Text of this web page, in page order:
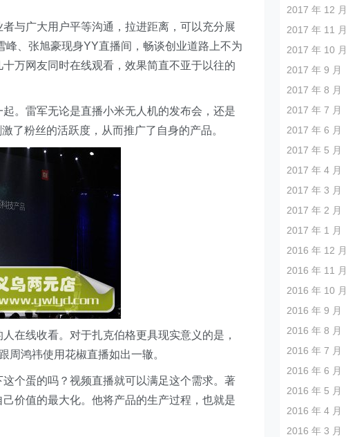
与广大用户平等沟通，拉进距离，可以充分展
峰、张旭豪现身YY直播间，畅谈创业道路上不为
万网友同时在线观看，效果简直不亚于以往的
。雷军无论是直播小米无人机的发布会，还是
了粉丝的活跃度，从而推广了自身的产品。
在线收看。对于扎克伯格更具现实意义的是，
周鸿祎使用花椒直播如出一辙。
个蛋的吗？视频直播就可以满足这个需求。著
价值的最大化。他将产品的生产过程，也就是
2017 年 12 月
2017 年 11 月
2017 年 10 月
2017 年 9 月
2017 年 8 月
2017 年 7 月
2017 年 6 月
2017 年 5 月
2017 年 4 月
2017 年 3 月
2017 年 2 月
2017 年 1 月
2016 年 12 月
2016 年 11 月
2016 年 10 月
2016 年 9 月
2016 年 8 月
2016 年 7 月
2016 年 6 月
2016 年 5 月
2016 年 4 月
2016 年 3 月